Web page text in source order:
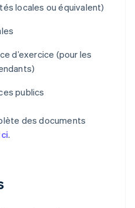
locales ou équivalent)
d’exercice (pour les
publics
des documents
.